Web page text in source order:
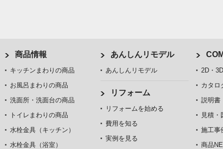
商品情報
キッチンまわりの商品
お風呂まわりの商品
洗面所・洗面台の商品
トイレまわりの商品
水栓金具（キッチン）
水栓金具（浴室）
あんしんリモデル
あんしんリモデル
リフォーム
リフォームを始める
費用を知る
実例を見る
2D・
カタロ
説明書
見積・
施工事
商品